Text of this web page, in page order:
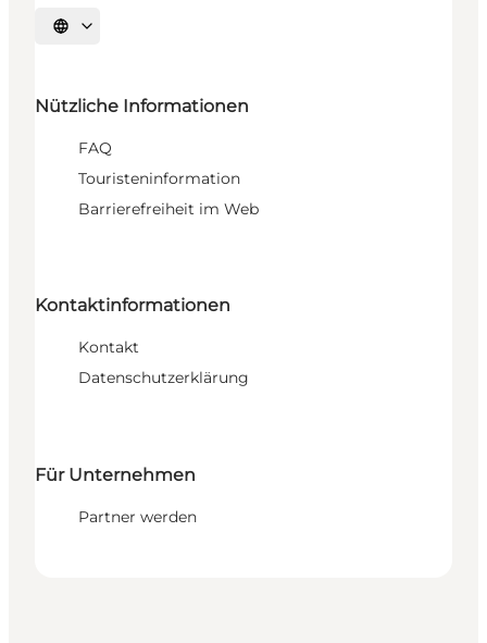
Sprache auswählen
Nützliche Informationen
FAQ
Touristeninformation
Barrierefreiheit im Web
Kontaktinformationen
Kontakt
Datenschutzerklärung
Für Unternehmen
Partner werden